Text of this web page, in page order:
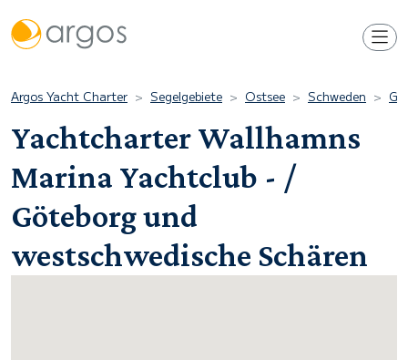
Argos Yacht Charter Segelgebiete Ostsee Schweden
Yachtcharter Wallhamns
Marina Yachtclub - /
Göteborg und
westschwedische Schären